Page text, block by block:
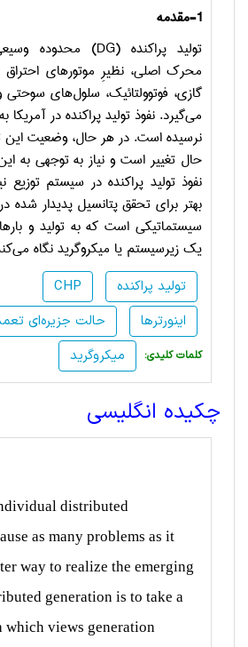
1-مقدمه
تولید پراکنده (DG) محدوده
محرک اصلی، نظیرِ موتورهای
گازی، فوتوولتائیک، سلول‌های سوحتی
می‌گیرد. نفوذ تولید پراکنده در
نرسیده است. در هر حال، وضعیت این
حال تغییر است و نیاز به توجهی به
نفوذ تولید پراکنده در سیستم
بهتر برای تحقق پتانسیل پدیدار شده
سیستماتیکی است که به تولید و
یک زیرسیستم یا میکروگرید نگاه
CHP
تولید پراکنده
حالت جزیره‌ای
اینورترها
میکروگرید
:کلمات کلیدی
چکیده انگلیسی
distributed
as many problems as it
way to realize the emerging
generation is to take a
which views generation